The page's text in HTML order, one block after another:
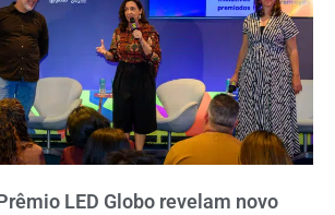
LED Globo revelam novo